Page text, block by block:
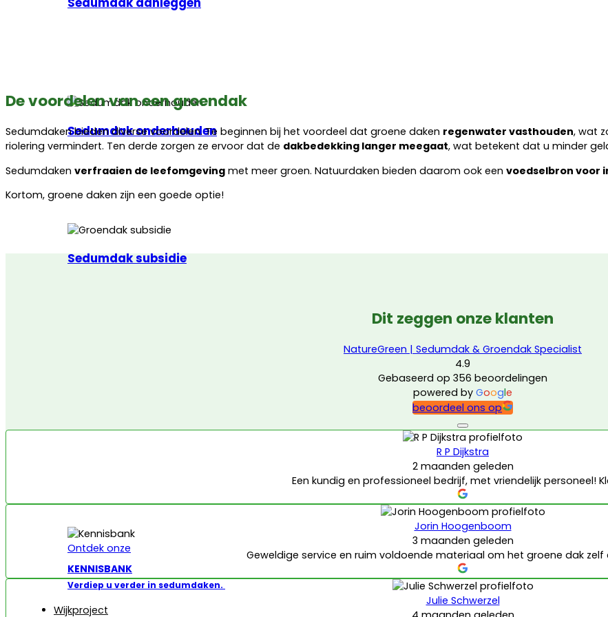
Sedumdak onderhouden
Sedumdak subsidie
Ontdek onze
KENNISBANK
Verdiep u verder in sedumdaken.
Wijkproject
De voordelen van een groendak
Sedumdaken bieden diverse voordelen. Te beginnen bij het voordeel dat groene daken regenwater vasthouden, wat
riolering vermindert. Ten derde zorgen ze ervoor dat de dakbedekking langer meegaat, wat betekent dat u minder
Sedumdaken verfraaien de leefomgeving met meer groen. Natuurdaken bieden daarom ook een voedselbron voor
Kortom, groene daken zijn een goede optie!
Dit zeggen onze klanten
NatureGreen | Sedumdak & Groendak Specialist
4.9
Gebaseerd op 356 beoordelingen
powered by Google
beoordeel ons op
R P Dijkstra
2 maanden geleden
Een kundig en professioneel bedrijf, met vriendelijk personeel!
Jorin Hoogenboom
3 maanden geleden
Geweldige service en ruim voldoende materiaal om het groene dak zelf
Julie Schwerzel